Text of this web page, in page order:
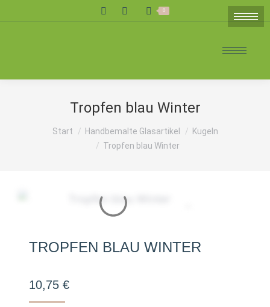
Search: 0
Tropfen blau Winter
Sie befinden sich hier:
Start Handbemalte Glasartikel
Kugeln
Tropfen blau Winter
TROPFEN BLAU WINTER
10,75 €